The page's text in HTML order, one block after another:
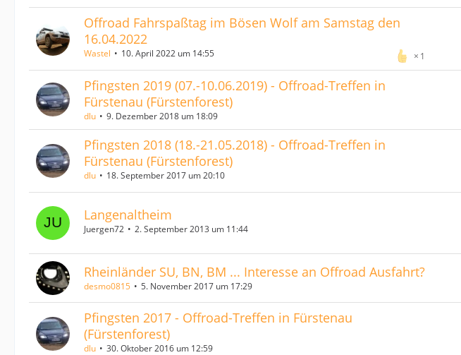
Offroad Fahrspaßtag im Bösen Wolf am Samstag den
16.04.2022
1
Wastel 10. April 2022 um 14:55
Pfingsten 2019 (07.-10.06.2019) - Offroad-Treffen in
Fürstenau (Fürstenforest)
dlu 9. Dezember 2018 um 18:09
Pfingsten 2018 (18.-21.05.2018) - Offroad-Treffen in
Fürstenau (Fürstenforest)
dlu 18. September 2017 um 20:10
Langenaltheim
Juergen72 2. September 2013 um 11:44
Rheinländer SU, BN, BM ... Interesse an Offroad Ausfahrt?
desmo0815 5. November 2017 um 17:29
Pfingsten 2017 - Offroad-Treffen in Fürstenau
(Fürstenforest)
dlu 30. Oktober 2016 um 12:59